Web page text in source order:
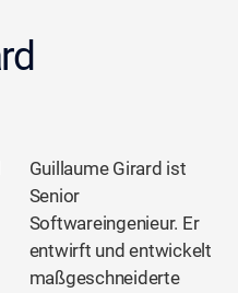
Guillaume Girard ist
Senior
Softwareingenieur. Er
entwirft und entwickelt
maßgeschneiderte